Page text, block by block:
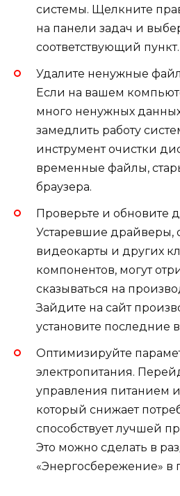
системы. Щелкните
на панели задач и
соответствующий пункт.
Удалите ненужные
Если на вашем
много ненужных
замедлить работу
инструмент очистки
временные файлы,
браузера.
Проверьте и обновите
Устаревшие драйверы,
видеокарты и других
компонентов, могут
сказываться на
Зайдите на сайт
установите последние
Оптимизируйте
электропитания.
управления питанием
который снижает
способствует лучшей
Это можно сделать в
«Энергосбережение» в